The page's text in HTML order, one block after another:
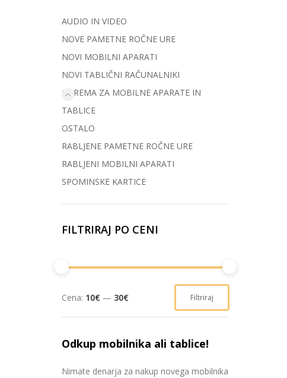
AUDIO IN VIDEO
NOVE PAMETNE ROČNE URE
NOVI MOBILNI APARATI
NOVI TABLIČNI RAČUNALNIKI
OPREMA ZA MOBILNE APARATE IN
TABLICE
OSTALO
RABLJENE PAMETNE ROČNE URE
RABLJENI MOBILNI APARATI
SPOMINSKE KARTICE
FILTRIRAJ PO CENI
Filtriraj
Cena: 10€ — 30€
Odkup mobilnika ali tablice!
Nimate denarja za nakup novega mobilnika